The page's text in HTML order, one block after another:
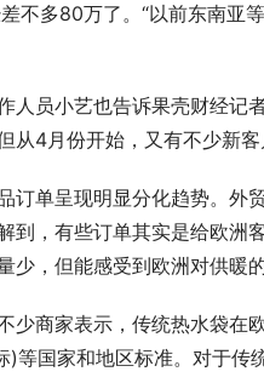
不多80万了。“以前东南亚
人员小艺也告诉果壳财经
4月份开始，又有不少新客
订单呈现明显分化趋势。
到，有些订单其实是给欧洲
少，但能感受到欧洲对供暖
少商家表示，传统热水袋在
等国家和地区标准。对于传